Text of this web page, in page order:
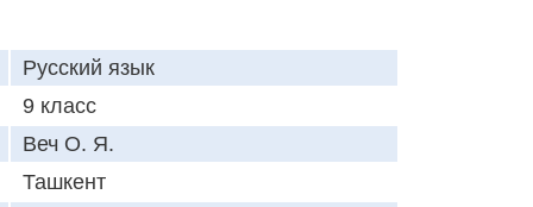
Русский язык
9 класс
Веч О. Я.
Ташкент